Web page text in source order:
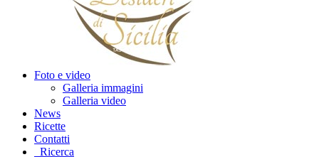
Foto e video
Galleria immagini
Galleria video
News
Ricette
Contatti
Ricerca